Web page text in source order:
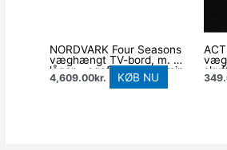
NORDVÄRK Four Seasons
væghængt TV-bord, m. 4
låger – egefarvet melamin
(180×35)
4,609.00kr. KØB NU